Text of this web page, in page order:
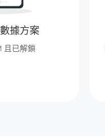
據方案
且已解鎖